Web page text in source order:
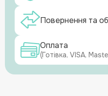
Повернення та
Оплата
(Готівка, VISA,